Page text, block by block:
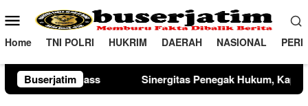
ke
konten
Menu
Mobile
Home TNI POLRI HUKRIM DAERAH NASIONAL
Buserjatim
Penegak Hukum, Kapolres Madiun dan Kajari